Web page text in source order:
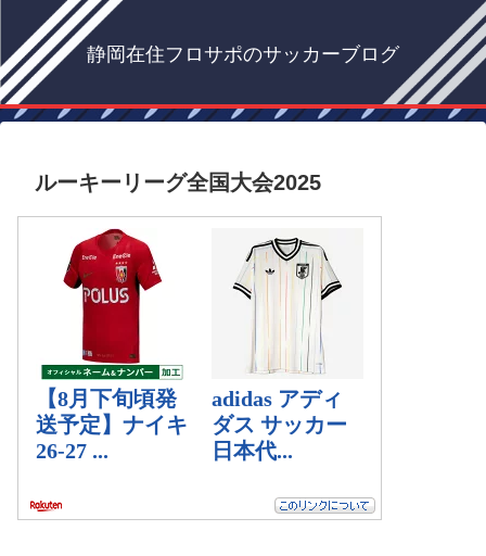
静岡在住フロサポのサッカーブログ
ルーキーリーグ全国大会2025